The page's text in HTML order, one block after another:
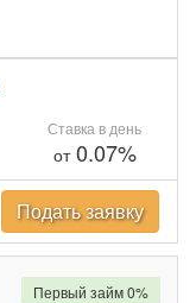
Ставка в день
от0.07%
Подать заявку
Первый займ 0%